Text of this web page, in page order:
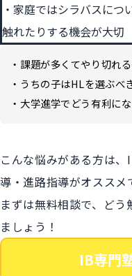
家庭ではシラバスにつ
触れたりする機会が大切
・課題が多くてやり切れ
・うちの子はHLを選ぶべ
・大学進学でどう有利に
こんな悩みがある方は、
導・進路指導がオススメ
まずは無料相談で、ど
ましょう！
IB専門